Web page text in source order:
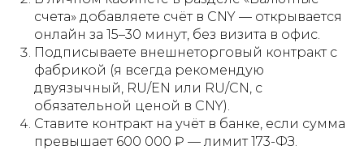
счета» добавляете счёт в CNY — открывается
онлайн за 15–30 минут, без визита в офис.
Подписываете внешнеторговый контракт с
фабрикой (я всегда рекомендую
двуязычный, RU/EN или RU/CN, с
обязательной ценой в CNY).
Ставите контракт на учёт в банке, если сумма
превышает 600 000 ₽ — лимит 173-ФЗ.